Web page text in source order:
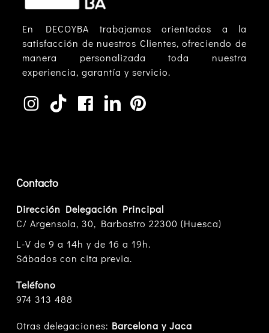
En DECOYBA trabajamos orientados a la
satisfacción de nuestros Clientes, ofreciendo de
manera personalizada toda nuestra
experiencia, garantía y servicio.
Contacto
Dirección Delegación Principal
C/ Argensola, 30, Barbastro 22300 (Huesca)
L-V de 9 a 14h y de 16 a 19h.
Sábados con cita previa.
Teléfono
974 313 488
Otras delegaciones: Barcelona y Jaca